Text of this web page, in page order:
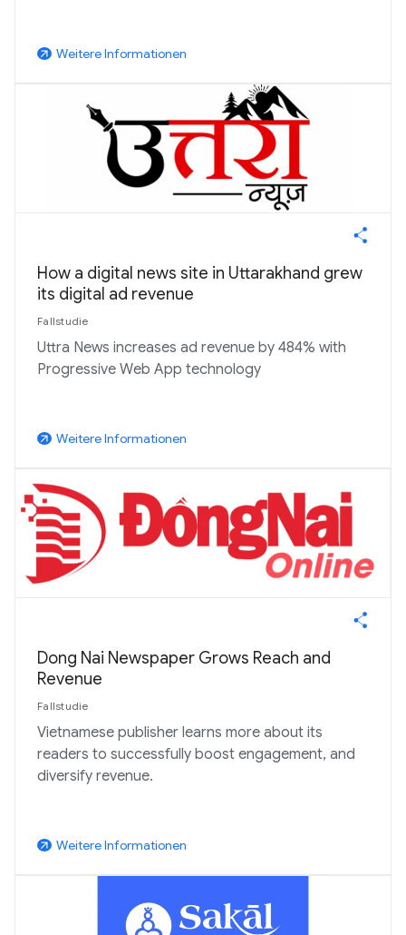
arrow_outward Weitere Informationen
How a digital news site in Uttarakhand grew
its digital ad revenue
Fallstudie
Uttra News increases ad revenue by 484% with
Progressive Web App technology
arrow_outward Weitere Informationen
Dong Nai Newspaper Grows Reach and
Revenue
Fallstudie
Vietnamese publisher learns more about its
readers to successfully boost engagement, and
diversify revenue.
arrow_outward Weitere Informationen